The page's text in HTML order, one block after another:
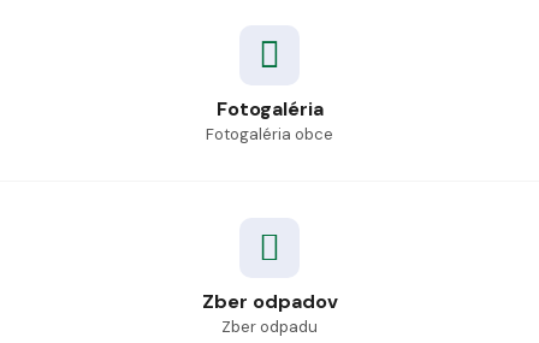
Fotogaléria
Fotogaléria obce
Zber odpadov
Zber odpadu